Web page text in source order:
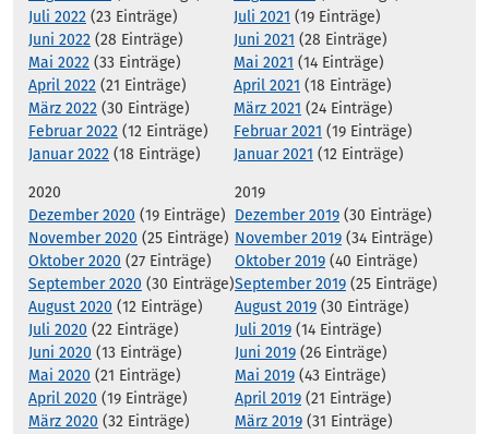
Juli 2022 (23 Einträge)
Juni 2022 (28 Einträge)
Mai 2022 (33 Einträge)
April 2022 (21 Einträge)
März 2022 (30 Einträge)
Februar 2022 (12 Einträge)
Januar 2022 (18 Einträge)
Juli 2021 (19 Einträge)
Juni 2021 (28 Einträge)
Mai 2021 (14 Einträge)
April 2021 (18 Einträge)
März 2021 (24 Einträge)
Februar 2021 (19 Einträge)
Januar 2021 (12 Einträge)
2020
Dezember 2020 (19 Einträge)
November 2020 (25 Einträge)
Oktober 2020 (27 Einträge)
September 2020 (30 Einträge)
August 2020 (12 Einträge)
Juli 2020 (22 Einträge)
Juni 2020 (13 Einträge)
Mai 2020 (21 Einträge)
April 2020 (19 Einträge)
März 2020 (32 Einträge)
2019
Dezember 2019 (30 Einträge)
November 2019 (34 Einträge)
Oktober 2019 (40 Einträge)
September 2019 (25 Einträge)
August 2019 (30 Einträge)
Juli 2019 (14 Einträge)
Juni 2019 (26 Einträge)
Mai 2019 (43 Einträge)
April 2019 (21 Einträge)
März 2019 (31 Einträge)